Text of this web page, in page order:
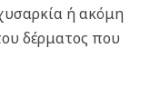
ή ακόμη
δέρματος που